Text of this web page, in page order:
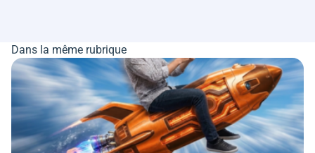
Dans la même rubrique